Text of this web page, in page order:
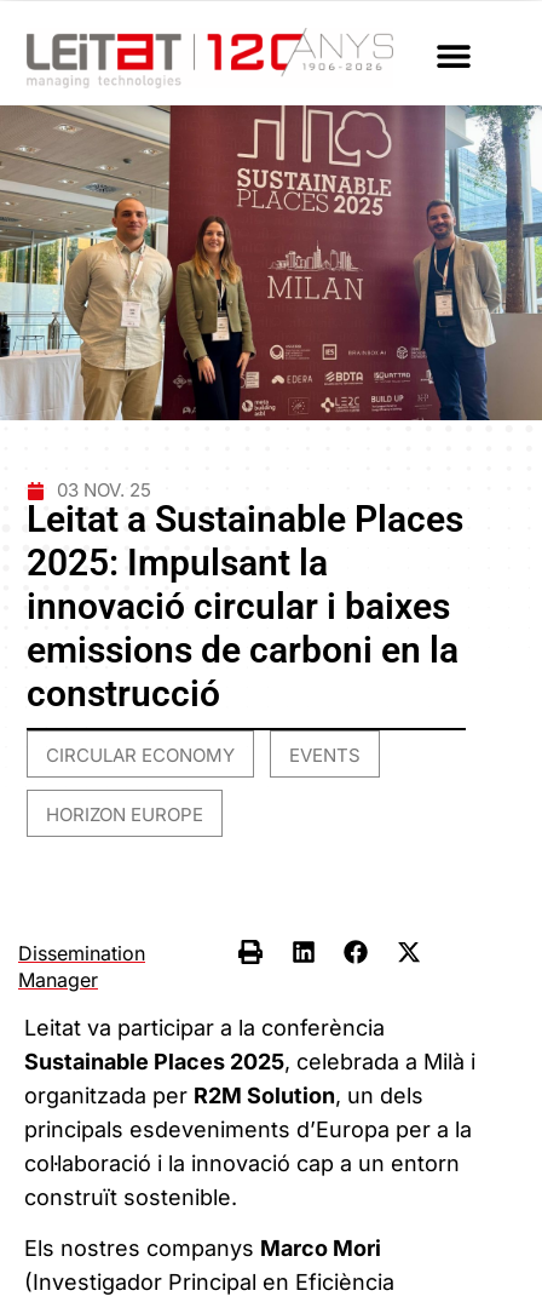
03 NOV. 25
Leitat a Sustainable Places
2025: Impulsant la
innovació circular i baixes
emissions de carboni en la
construcció
CIRCULAR ECONOMY EVENTS
HORIZON EUROPE
Dissemination
Manager
Leitat va participar a la conferència
Sustainable Places 2025, celebrada a Milà i
organitzada per R2M Solution, un dels
principals esdeveniments d’Europa per a la
col·laboració i la innovació cap a un entorn
construït sostenible.
Els nostres companys Marco Mori
(Investigador Principal en Eficiència